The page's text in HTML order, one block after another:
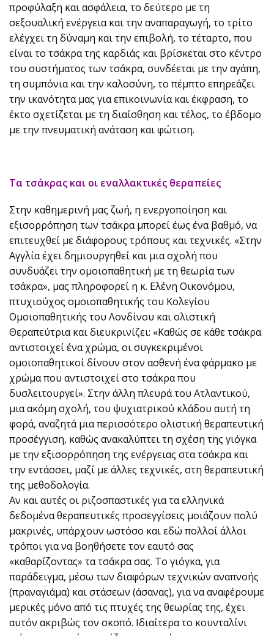
προφύλαξη και ασφάλεια, το δεύτερο με τη
σεξουαλική ενέργεια και την αναπαραγωγή, το τρίτο
ελέγχει τη δύναμη και την επιβολή, το τέταρτο, που
είναι το τσάκρα της καρδιάς και βρίσκεται στο κέντρο
του συστήματος των τσάκρα, συνδέεται με την αγάπη,
τη συμπόνια και την καλοσύνη, το πέμπτο επηρεάζει
την ικανότητα μας για επικοινωνία και έκφραση, το
έκτο σχετίζεται με τη διαίσθηση και τέλος, το έβδομο
με την πνευματική ανάταση και φώτιση.
Τα τσάκρας και οι εναλλακτικές θεραπείες
Στην καθημερινή μας ζωή, η ενεργοποίηση και
εξισορρόπηση των τσάκρα μπορεί έως ένα βαθμό, να
επιτευχθεί με διάφορους τρόπους και τεχνικές. «Στην
Αγγλία έχει δημιουργηθεί και μια σχολή που
συνδυάζει την ομοιοπαθητική με τη θεωρία των
τσάκρα», μας πληροφορεί η κ. Ελένη Οικονόμου,
πτυχιούχος ομοιοπαθητικής του Κολεγίου
Ομοιοπαθητικής του Λονδίνου και ολιστική
Θεραπεύτρια και διευκρινίζει: «Καθώς σε κάθε τσάκρα
αντιστοιχεί ένα χρώμα, οι συγκεκριμένοι
ομοιοπαθητικοί δίνουν στον ασθενή ένα φάρμακο με
χρώμα που αντιστοιχεί στο τσάκρα που
δυσλειτουργεί». Στην άλλη πλευρά του Ατλαντικού,
μια ακόμη σχολή, του ψυχιατρικού κλάδου αυτή τη
φορά, αναζητά μια περισσότερο ολιστική θεραπευτική
προσέγγιση, καθώς ανακαλύπτει τη σχέση της γιόγκα
με την εξισορρόπηση της ενέργειας στα τσάκρα και
την εντάσσει, μαζί με άλλες τεχνικές, στη θεραπευτική
της μεθοδολογία.
Αν και αυτές οι ριζοσπαστικές για τα ελληνικά
δεδομένα θεραπευτικές προσεγγίσεις μοιάζουν πολύ
μακρινές, υπάρχουν ωστόσο και εδώ πολλοί άλλοι
τρόποι για να βοηθήσετε τον εαυτό σας
«καθαρίζοντας» τα τσάκρα σας. Το γιόγκα, για
παράδειγμα, μέσω των διαφόρων τεχνικών αναπνοής
(πραναγιάμα) και στάσεων (άσανας), για να αναφέρουμε
μερικές μόνο από τις πτυχές της θεωρίας της, έχει
αυτόν ακριβώς τον σκοπό. Ιδιαίτερα το κουνταλίνι